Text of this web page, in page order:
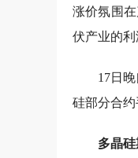
涨价氛围
伏产业的利
17日
硅部分合约
多晶